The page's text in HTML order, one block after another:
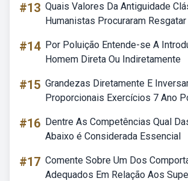
#13 Quais Valores Da Antiguidade
Humanistas Procuraram Resgatar
#14 Por Poluição Entende-se A
Homem Direta Ou Indiretamente
#15 Grandezas Diretamente E
Proporcionais Exercícios 7 Ano
#16 Dentre As Competências Qual
Abaixo é Considerada Essencial
#17 Comente Sobre Um Dos
Adequados Em Relação Aos